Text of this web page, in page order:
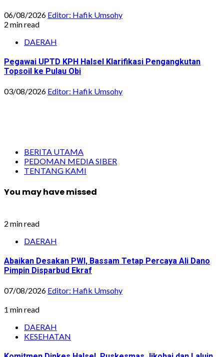
06/08/2026 Editor: Hafik Umsohy
2 min read
DAERAH
Pegawai UPTD KPH Halsel Klarifikasi Pengangkutan
Topsoil ke Pulau Obi
03/08/2026 Editor: Hafik Umsohy
BERITA UTAMA
PEDOMAN MEDIA SIBER
TENTANG KAMI
You may have missed
2 min read
DAERAH
Abaikan Desakan PWI, Bassam Tetap Percaya Ali Dano
Pimpin Disparbud Ekraf
07/08/2026 Editor: Hafik Umsohy
1 min read
DAERAH
KESEHATAN